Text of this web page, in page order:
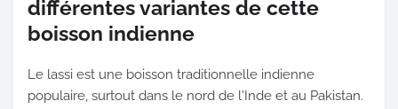
différentes variantes de cette
boisson indienne
Le lassi est une boisson traditionnelle indienne
populaire, surtout dans le nord de l'Inde et au Pakistan.